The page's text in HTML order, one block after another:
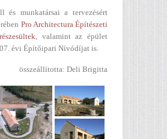
és munkatársai a tervezésért
Pro Architectura Építészeti
, valamint az épület
évi Építőipari Nívódíjat is.
összeállította: Deli Brigitta